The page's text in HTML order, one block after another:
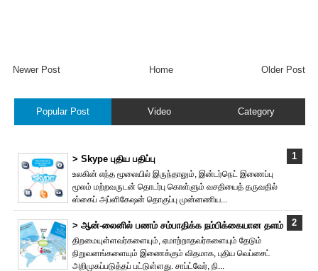
Newer Post Older Post
Home
Popular Post Video Category
> Skype புதிய பதிப்பு
உலகின் எந்த மூலையில் இருந்தாலும், இன்டர்நெட் இணைப்பு
மூலம் மற்றவருடன் தொடர்பு கொள்ளும் வசதியைத் தருவதில்
ஸ்கைப் அப்ளிகேஷன் தொகுப்பு முன்னணிய...
> ஆன்-லைனில் பணம் சம்பாதிக்க நம்பிக்கையான தளம்
திறமையுள்ளவர்களையும், ஏமாற்றாதவர்களையும் தேடும்
நிறுவனங்களையும் இணைக்கும் விதமாக, புதிய வெப்சைட்
அறிமுகப்படுத்தப் பட்டுள்ளது. சாப்ட்வேர், நி...